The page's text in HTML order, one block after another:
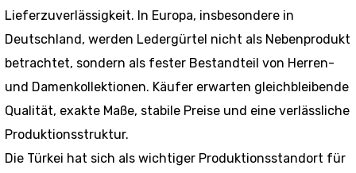
Lieferzuverlässigkeit. In Europa, insbesondere in
Deutschland, werden Ledergürtel nicht als Nebenprodukt
betrachtet, sondern als fester Bestandteil von Herren-
und Damenkollektionen. Käufer erwarten gleichbleibende
Qualität, exakte Maße, stabile Preise und eine verlässliche
Produktionsstruktur.
Die Türkei hat sich als wichtiger Produktionsstandort für